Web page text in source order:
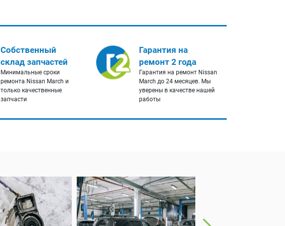
Собственный
склад запчастей
Минимальные сроки
ремонта Nissan March и
только качественные
запчасти
Гарантия на
ремонт 2 года
Гарантия на ремонт Nissan
March до 24 месяцев. Мы
уверены в качестве нашей
работы